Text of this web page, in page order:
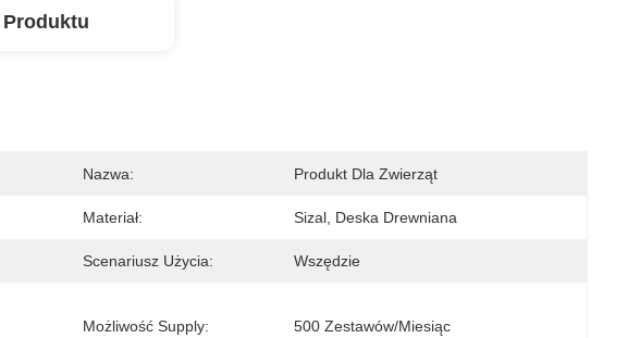
Nazwa: Produkt Dla Zwierząt
Materiał: Sizal, Deska Drewniana
Scenariusz Użycia: Wszędzie
Możliwość Supply: 500 Zestawów/miesiąc